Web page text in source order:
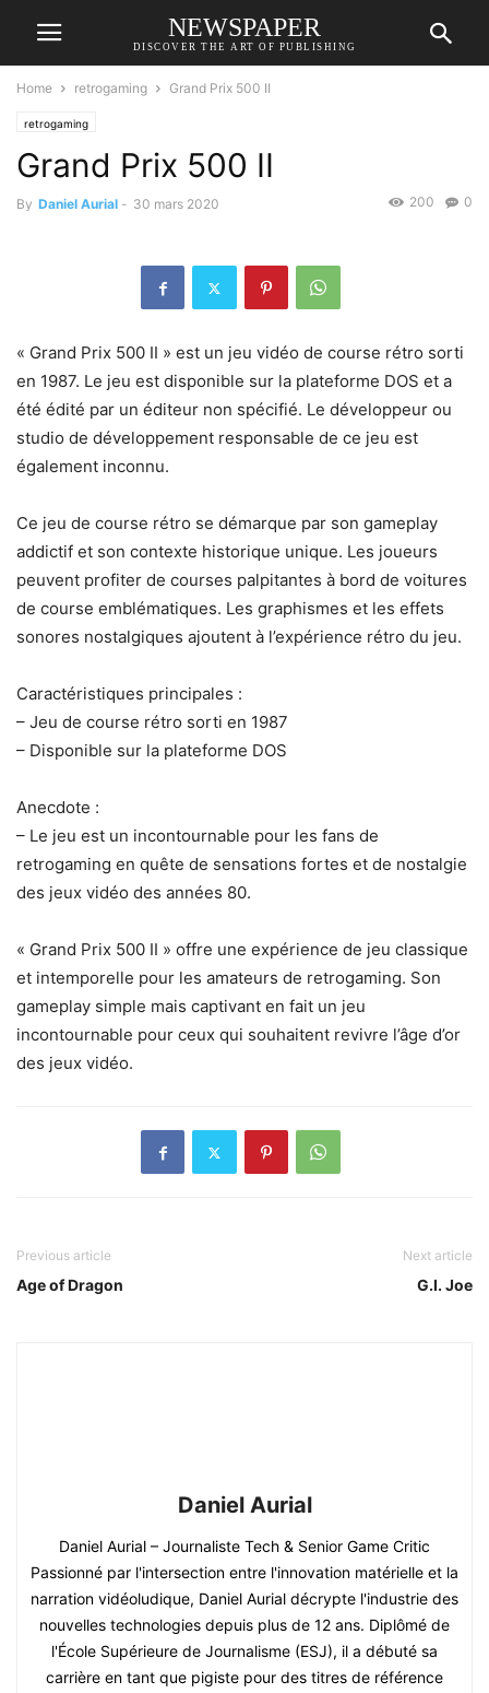
NEWSPAPER
DISCOVER THE ART OF PUBLISHING
Home retrogaming Grand Prix 500 II
retrogaming
Grand Prix 500 II
By Daniel Aurial - 30 mars 2020 0
200
« Grand Prix 500 II » est un jeu vidéo de course rétro sorti
en 1987. Le jeu est disponible sur la plateforme DOS et a
été édité par un éditeur non spécifié. Le développeur ou
studio de développement responsable de ce jeu est
également inconnu.
Ce jeu de course rétro se démarque par son gameplay
addictif et son contexte historique unique. Les joueurs
peuvent profiter de courses palpitantes à bord de voitures
de course emblématiques. Les graphismes et les effets
sonores nostalgiques ajoutent à l’expérience rétro du jeu.
Caractéristiques principales :
– Jeu de course rétro sorti en 1987
– Disponible sur la plateforme DOS
Anecdote :
– Le jeu est un incontournable pour les fans de
retrogaming en quête de sensations fortes et de nostalgie
des jeux vidéo des années 80.
« Grand Prix 500 II » offre une expérience de jeu classique
et intemporelle pour les amateurs de retrogaming. Son
gameplay simple mais captivant en fait un jeu
incontournable pour ceux qui souhaitent revivre l’âge d’or
des jeux vidéo.
Previous article
Age of Dragon
Next article
G.I. Joe
Daniel Aurial
Daniel Aurial – Journaliste Tech & Senior Game Critic
Passionné par l'intersection entre l'innovation matérielle et la
narration vidéoludique, Daniel Aurial décrypte l'industrie des
nouvelles technologies depuis plus de 12 ans. Diplômé de
l'École Supérieure de Journalisme (ESJ), il a débuté sa
carrière en tant que pigiste pour des titres de référence